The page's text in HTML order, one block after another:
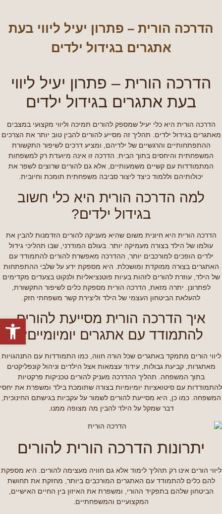
פתח
הדרכה הורית – פתרון יעיל ליווי בעת
אתגרים בגידול ילדים
הדרכה הורית – פתרון יעיל ליווי
בעת אתגרים בגידול ילדים
הדרכה הורית היא כלי יעיל שמספק להורים תמיכה וליווי מקצועי במצבים
מאתגרים בגידול ילדים. תהליך זה מסייע להורים להבין טוב יותר את הצרכים
ההתפתחותיים והרגשיים של ילדיהם, ומציע דרכים לשיפור התקשורת
המשפחתית והיחסים בתוך הבית. הדרכה זו אינה מיועדת רק למשפחות
המתמודדות עם קשיים משמעותיים, אלא גם להורים שרוצים לשפר את
יכולותיהם וללמוד כיצד ליצור סביבה משפחתית תומכת וחיובית.
למה הדרכה הורית היא כלי חשוב
בגידול ילדים?
הדרכה הורית היא חיונית משום שהיא מעניקה להורים הזדמנות להבין את
עולמו של הילד בצורה מעמיקה יותר. בעולם המודרני, שבו תהליכי גידול
ילדים הופכים למורכבים יותר, ההדרכה מאפשרת להורים להתמודד עם
האתגרים בצורה ממוקדת ומושכלת. היא מספקת ידע על שלבי ההתפתחות
של הילד, עוזרת להורים לזהות בעיות פוטנציאליות ולנקוט בצעדים מקדימים
לפתרונן. יתרה מזאת, הדרכה הורית מספקת כלים לשיפור התקשורת,
להעלאת הביטחון העצמי של הילד וליצירת קשר משפחתי חזק.
איך הדרכה הורית מסייעת להורים
להתמודד עם אתגרים יומיומיים?
ליווי הורים מתמקד באתגרים שכל הורה חווה, כמו התמודדות עם התנהגויות
מאתגרות, קביעת גבולות, עידוד עצמאות אצל הילדים וניהול קונפליקטים
בתוך המשפחה. תהליך ההדרכה מעניק להורים טכניקות פרקטיות
להתמודדות עם סיטואציות יומיומיות בצורה שתומכת בילד ומשפרת את יחסי
המשפחה. כמו כן, היא מסייעת להורים לשמור על עקביות בגישתם החינוכית,
דבר שמקל על הילד להבין מה מצופה ממנו.
יתרונות הדרכה הורית להורים
ליווי הורים אינו רק תהליך לימוד אלא גם חוויה מעצימה להורים. היא מספקת
להם כלים להתמודד עם האתגרים המורכבים ביותר, מחזקת את תחושת
הביטחון שלהם בתפקיד ההורי, ומשפרת את האיזון בין החיים האישיים,
המקצועיים והמשפחתיים.